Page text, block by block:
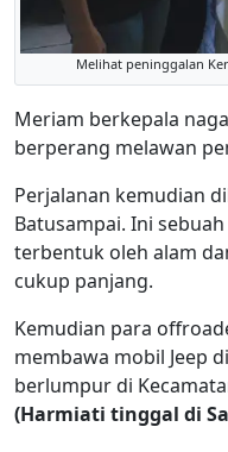
Melihat peninggalan
Meriam berkepala
berperang melawan
Perjalanan kemudian
Batusampai. Ini
terbentuk oleh alam
cukup panjang.
Kemudian para
membawa mobil Jeep
berlumpur di
(Harmiati tinggal di